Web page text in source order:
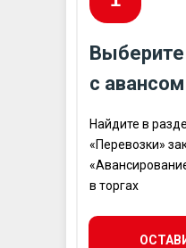
Выберите
с авансом
Найдите в
«Перевозки»
в торгах